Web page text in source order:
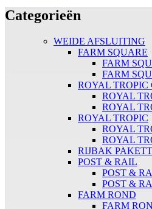
Categorieën
WEIDE AFSLUITING
FARM SQUARE
FARM
FARM
ROYAL TROPIC
ROYAL
ROYAL
ROYAL TROPIC
ROYAL
ROYAL
RIJBAK
POST & RAIL
POST &
POST &
FARM ROND
FARM